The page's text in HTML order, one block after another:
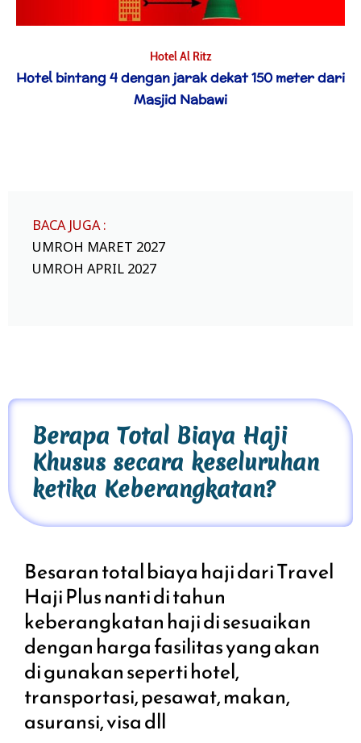
Hotel Al Ritz
Hotel bintang 4 dengan jarak dekat 150 meter dari
Masjid Nabawi
BACA JUGA :
UMROH MARET 2027
UMROH APRIL 2027
Berapa Total Biaya Haji
Khusus secara keseluruhan
ketika Keberangkatan?
Besaran total biaya haji dariTravel
Haji Plusnanti di tahun
keberangkatan haji di sesuaikan
dengan harga fasilitas yang akan
di gunakan seperti hotel,
transportasi, pesawat, makan,
asuransi, visa dll